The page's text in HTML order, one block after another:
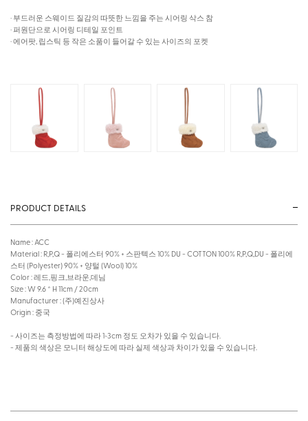
· 부드러운 스웨이드 질감의 따뜻한 느낌을 주는 시어링 삭스 참
· 퍼원단으로 시어링 디테일 포인트
· 에어팟, 립스틱 등 작은 소품이 들어갈 수 있는 사이즈의 포켓
PRODUCT DETAILS
Name : ACC
Material : R,P,Q - 폴리에스터 90% + 스판텍스 10% DU - COTTON 100% R,P,Q,DU - 폴리에
스터 (Polyester) 90% + 양털 (Wool) 10%
Color : 레드,핑크,브라운,데님
Size : W 9.6 * H 11cm / 20cm
Manufacturer : (주)예진상사
Origin : 중국
- 사이즈는 측정방법에 따라 1~3cm 정도 오차가 있을 수 있습니다.
- 제품의 색상은 모니터 해상도에 따라 실제 색상과 차이가 있을 수 있습니다.